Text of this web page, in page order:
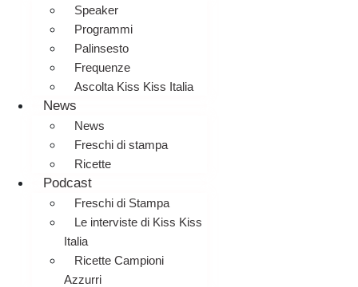
Speaker
Programmi
Palinsesto
Frequenze
Ascolta Kiss Kiss Italia
News
News
Freschi di stampa
Ricette
Podcast
Freschi di Stampa
Le interviste di Kiss Kiss
Italia
Ricette Campioni
Azzurri